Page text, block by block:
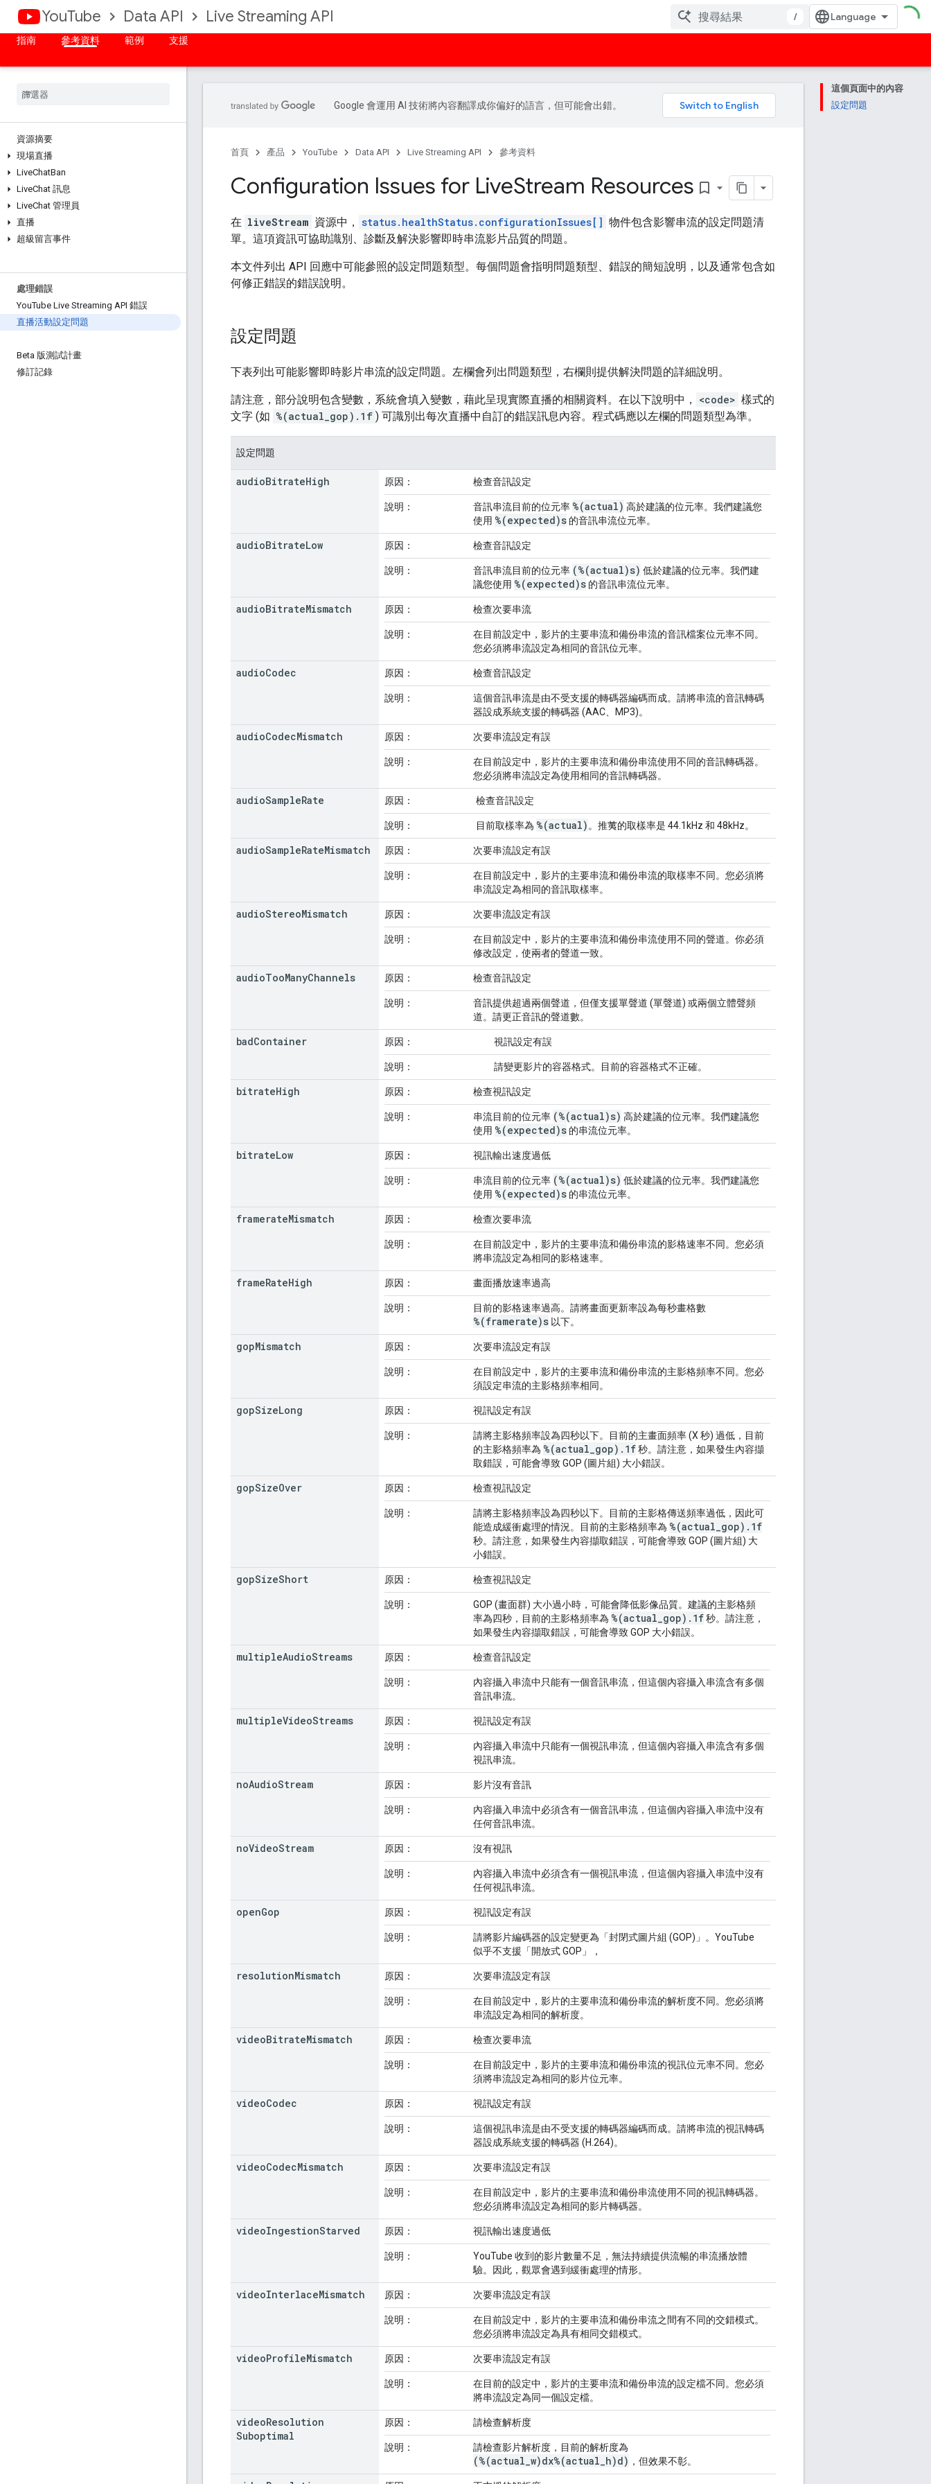
YouTube Data API Live Streaming API
/
指南
參考資料 範例 支援
資源摘要
現場直播
LiveChatBan
LiveChat 訊息
LiveChat 管理員
直播
超級留言事件
處理錯誤
YouTube Live Streaming API 錯誤
直播活動設定問題
Beta 版測試計畫
修訂記錄
這個頁面中的內容
設定問題
Google 會運用 AI 技術將內容翻譯成你偏好的語言，但可能會出錯。
首頁 產品 YouTube Data API Live Streaming API 參考資料
Configuration Issues for LiveStream Resources bookmark_border
在 liveStream 資源中， status.healthStatus.configurationIssues[] 物件包含影響串流的設定問題清
單。這項資訊可協助識別、診斷及解決影響即時串流影片品質的問題。
本文件列出 API 回應中可能參照的設定問題類型。每個問題會指明問題類型、錯誤的簡短說明，以及通常包含如
何修正錯誤的錯誤說明。
設定問題
下表列出可能影響即時影片串流的設定問題。左欄會列出問題類型，右欄則提供解決問題的詳細說明。
請注意，部分說明包含變數，系統會填入變數，藉此呈現實際直播的相關資料。在以下說明中， <code> 樣式的
文字 (如 %(actual_gop).1f ) 可識別出每次直播中自訂的錯誤訊息內容。程式碼應以左欄的問題類型為準。
設定問題
audioBitrateHigh 原因： 檢查音訊設定
說明： 音訊串流目前的位元率 %(actual) 高於建議的位元率。我們建議您
使用 %(expected)s 的音訊串流位元率。
audioBitrateLow 原因： 檢查音訊設定
說明： 音訊串流目前的位元率 (%(actual)s) 低於建議的位元率。我們建
議您使用 %(expected)s 的音訊串流位元率。
audioBitrateMismatch 原因： 檢查次要串流
說明：
在目前設定中，影片的主要串流和備份串流的音訊檔案位元率不同。
您必須將串流設定為相同的音訊位元率。
audioCodec 原因： 檢查音訊設定
說明：
這個音訊串流是由不受支援的轉碼器編碼而成。請將串流的音訊轉碼
器設成系統支援的轉碼器 (AAC、MP3)。
audioCodecMismatch 原因： 次要串流設定有誤
說明：
在目前設定中，影片的主要串流和備份串流使用不同的音訊轉碼器。
您必須將串流設定為使用相同的音訊轉碼器。
audioSampleRate 原因： 檢查音訊設定
說明： 目前取樣率為 %(actual) 。推荑的取樣率是 44.1kHz 和 48kHz。
audioSampleRateMismatch 原因： 次要串流設定有誤
說明：
在目前設定中，影片的主要串流和備份串流的取樣率不同。您必須將
串流設定為相同的音訊取樣率。
audioStereoMismatch 原因： 次要串流設定有誤
說明：
在目前設定中，影片的主要串流和備份串流使用不同的聲道。你必須
修改設定，使兩者的聲道一致。
audioTooManyChannels 原因： 檢查音訊設定
說明：
音訊提供超過兩個聲道，但僅支援單聲道 (單聲道) 或兩個立體聲頻
道。請更正音訊的聲道數。
badContainer 原因： 視訊設定有誤
說明： 請變更影片的容器格式。目前的容器格式不正確。
bitrateHigh 原因： 檢查視訊設定
說明： 串流目前的位元率 (%(actual)s) 高於建議的位元率。我們建議您
使用 %(expected)s 的串流位元率。
bitrateLow 原因： 視訊輸出速度過低
說明： 串流目前的位元率 (%(actual)s) 低於建議的位元率。我們建議您
使用 %(expected)s 的串流位元率。
framerateMismatch 原因： 檢查次要串流
說明：
在目前設定中，影片的主要串流和備份串流的影格速率不同。您必須
將串流設定為相同的影格速率。
frameRateHigh 原因： 畫面播放速率過高
說明： 目前的影格速率過高。請將畫面更新率設為每秒畫格數
%(framerate)s 以下。
gopMismatch 原因： 次要串流設定有誤
說明：
在目前設定中，影片的主要串流和備份串流的主影格頻率不同。您必
須設定串流的主影格頻率相同。
gopSizeLong 原因： 視訊設定有誤
說明：
請將主影格頻率設為四秒以下。目前的主畫面頻率 (X 秒) 過低，目前
的主影格頻率為 %(actual_gop).1f秒。請注意，如果發生內容擷
取錯誤，可能會導致 GOP (圖片組) 大小錯誤。
gopSizeOver 原因： 檢查視訊設定
說明：
請將主影格頻率設為四秒以下。目前的主影格傳送頻率過低，因此可
能造成緩衝處理的情況。目前的主影格頻率為 %(actual_gop).1f
秒。請注意，如果發生內容擷取錯誤，可能會導致 GOP (圖片組) 大
小錯誤。
gopSizeShort 原因： 檢查視訊設定
說明：
GOP (畫面群) 大小過小時，可能會降低影像品質。建議的主影格頻
率為四秒，目前的主影格頻率為 %(actual_gop).1f秒。請注意，
如果發生內容擷取錯誤，可能會導致 GOP 大小錯誤。
multipleAudioStreams 原因： 檢查音訊設定
說明：
內容攝入串流中只能有一個音訊串流，但這個內容攝入串流含有多個
音訊串流。
multipleVideoStreams 原因： 視訊設定有誤
說明：
內容攝入串流中只能有一個視訊串流，但這個內容攝入串流含有多個
視訊串流。
noAudioStream 原因： 影片沒有音訊
說明：
內容攝入串流中必須含有一個音訊串流，但這個內容攝入串流中沒有
任何音訊串流。
noVideoStream 原因： 沒有視訊
說明：
內容攝入串流中必須含有一個視訊串流，但這個內容攝入串流中沒有
任何視訊串流。
openGop 原因： 視訊設定有誤
說明：
請將影片編碼器的設定變更為「封閉式圖片組 (GOP)」。YouTube
似乎不支援「開放式 GOP」，
resolutionMismatch 原因： 次要串流設定有誤
說明：
在目前設定中，影片的主要串流和備份串流的解析度不同。您必須將
串流設定為相同的解析度。
videoBitrateMismatch 原因： 檢查次要串流
說明：
在目前設定中，影片的主要串流和備份串流的視訊位元率不同。您必
須將串流設定為相同的影片位元率。
videoCodec 原因： 視訊設定有誤
說明：
這個視訊串流是由不受支援的轉碼器編碼而成。請將串流的視訊轉碼
器設成系統支援的轉碼器 (H.264)。
videoCodecMismatch 原因： 次要串流設定有誤
說明：
在目前設定中，影片的主要串流和備份串流使用不同的視訊轉碼器。
您必須將串流設定為相同的影片轉碼器。
videoIngestionStarved 原因： 視訊輸出速度過低
說明：
YouTube 收到的影片數量不足，無法持續提供流暢的串流播放體
驗。因此，觀眾會遇到緩衝處理的情形。
videoInterlaceMismatch 原因： 次要串流設定有誤
說明：
在目前設定中，影片的主要串流和備份串流之間有不同的交錯模式。
您必須將串流設定為具有相同交錯模式。
videoProfileMismatch 原因： 次要串流設定有誤
說明：
在目前的設定中，影片的主要串流和備份串流的設定檔不同。您必須
將串流設定為同一個設定檔。
videoResolution
Suboptimal
原因： 請檢查解析度
說明： 請檢查影片解析度，目前的解析度為
(%(actual_w)dx%(actual_h)d) ，但效果不彰。